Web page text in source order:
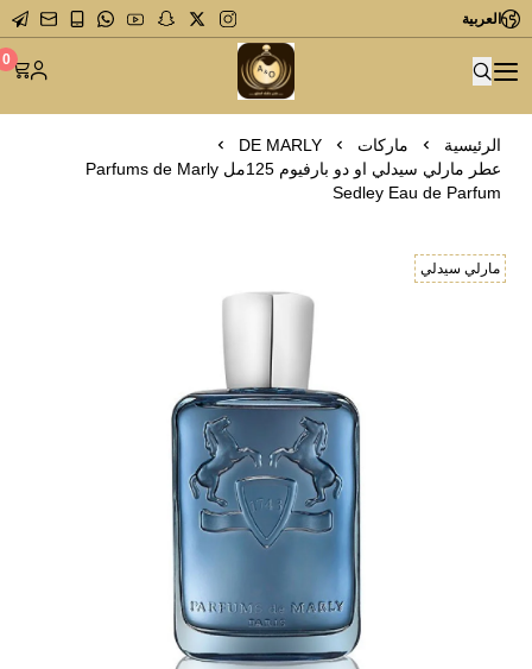
العربية
متجر عاشق العطور 0
الرئيسية ماركات
DE MARLY
عطر مارلي سيدلي او دو بارفيوم 125مل Parfums de Marly
Sedley Eau de Parfum
مارلي سيدلي